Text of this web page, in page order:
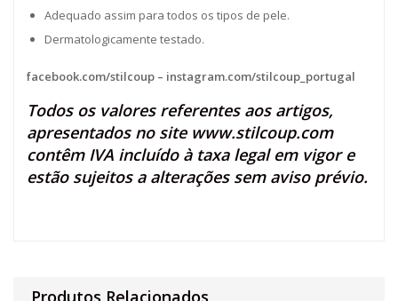
Adequado assim para todos os tipos de pele.
Dermatologicamente testado.
facebook.com/stilcoup – instagram.com/stilcoup_portugal
Todos os valores referentes aos artigos,
apresentados no site www.stilcoup.com
contêm IVA incluído à taxa legal em vigor e
estão sujeitos a alterações sem aviso prévio.
Produtos Relacionados